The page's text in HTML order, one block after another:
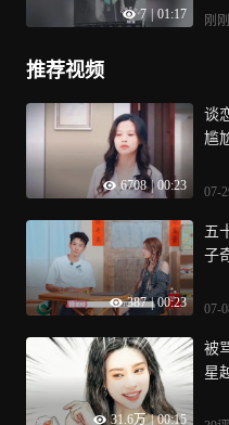
7 | 01:17 刚刚
推荐视频
6708 | 00:23
谈
尴
07-
387 | 00:23
五
子
07-
31.6万 | 00:15
被
星